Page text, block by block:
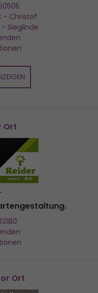
- Christof
- Sieglinde
Ort
Ort